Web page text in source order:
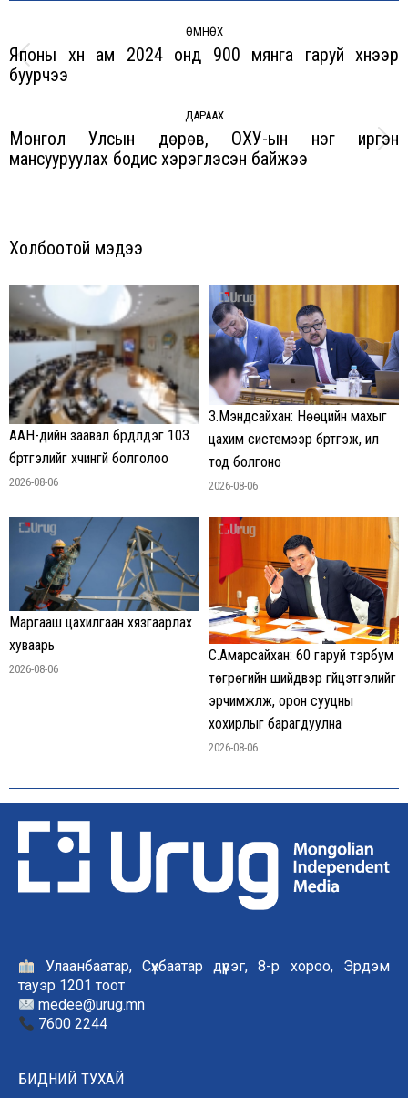
ӨМНӨХ
Previous
Японы хүн ам 2024 онд 900 мянга гаруй хүнээр
буурчээ
ДАРААХ
Next
Монгол Улсын дөрөв, ОХУ-ын нэг иргэн
мансууруулах бодис хэрэглэсэн байжээ
Холбоотой мэдээ
ААН-үүдийн заавал бүрдүүлдэг 103
бүртгэлийг хүчингүй болголоо
2026-08-06
З.Мэндсайхан: Нөөцийн махыг
цахим системээр бүртгэж, ил
тод болгоно
2026-08-06
Маргааш цахилгаан хязгаарлах
хуваарь
2026-08-06
С.Амарсайхан: 60 гаруй тэрбум
төгрөгийн шийдвэр гүйцэтгэлийг
эрчимжүүлж, орон сууцны
хохирлыг барагдуулна
2026-08-06
Улаанбаатар, Сүхбаатар дүүрэг, 8-р хороо, Эрдэм
тауэр 1201 тоот
medee@urug.mn
7600 2244
БИДНИЙ ТУХАЙ